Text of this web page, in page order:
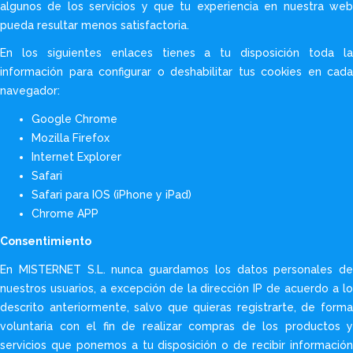
algunos de los servicios y que tu experiencia en nuestra web
pueda resultar menos satisfactoria.
En los siguientes enlaces tienes a tu disposición toda la
información para configurar o deshabilitar tus cookies en cada
navegador:
Google Chrome
Mozilla Firefox
Internet Explorer
Safari
Safari para IOS (iPhone y iPad)
Chrome APP
Consentimiento
En MISTERNET S.L. nunca guardamos los datos personales de
nuestros usuarios, a excepción de la dirección IP de acuerdo a lo
descrito anteriormente, salvo que quieras registrarte, de forma
voluntaria con el fin de realizar compras de los productos y
servicios que ponemos a tu disposición o de recibir información